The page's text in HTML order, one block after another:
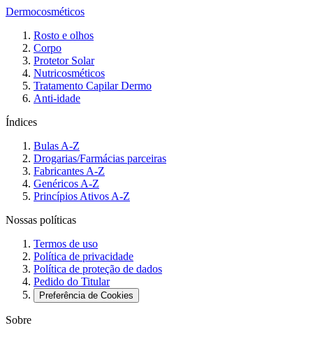
Dermocosméticos
Rosto e olhos
Corpo
Protetor Solar
Nutricosméticos
Tratamento Capilar Dermo
Anti-idade
Índices
Bulas A-Z
Drogarias/Farmácias parceiras
Fabricantes A-Z
Genéricos A-Z
Princípios Ativos A-Z
Nossas políticas
Termos de uso
Política de privacidade
Política de proteção de dados
Pedido do Titular
Preferência de Cookies
Sobre